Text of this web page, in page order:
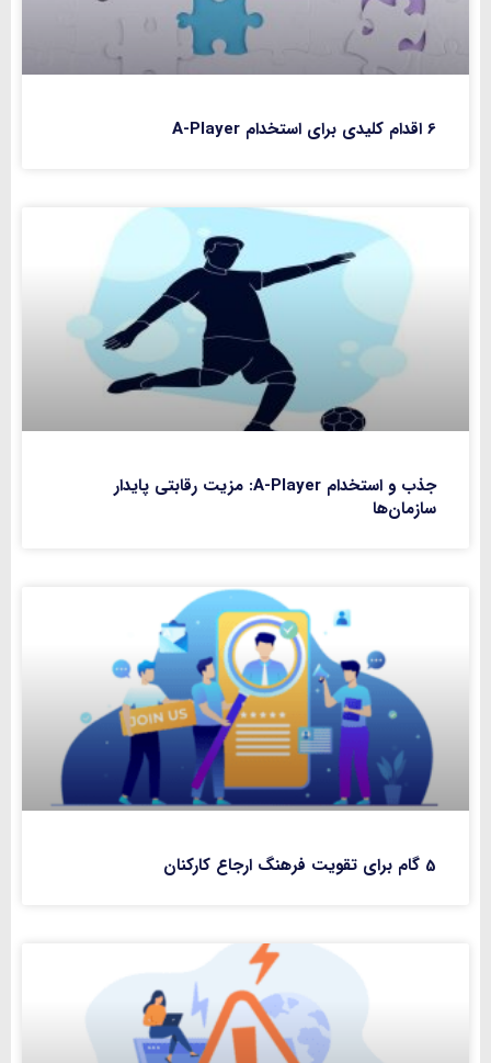
6 اقدام کلیدی برای استخدام A-Player
جذب و استخدام A-Player: مزیت رقابتی پایدار
سازمان‌ها
5 گام برای تقویت فرهنگ ارجاع کارکنان